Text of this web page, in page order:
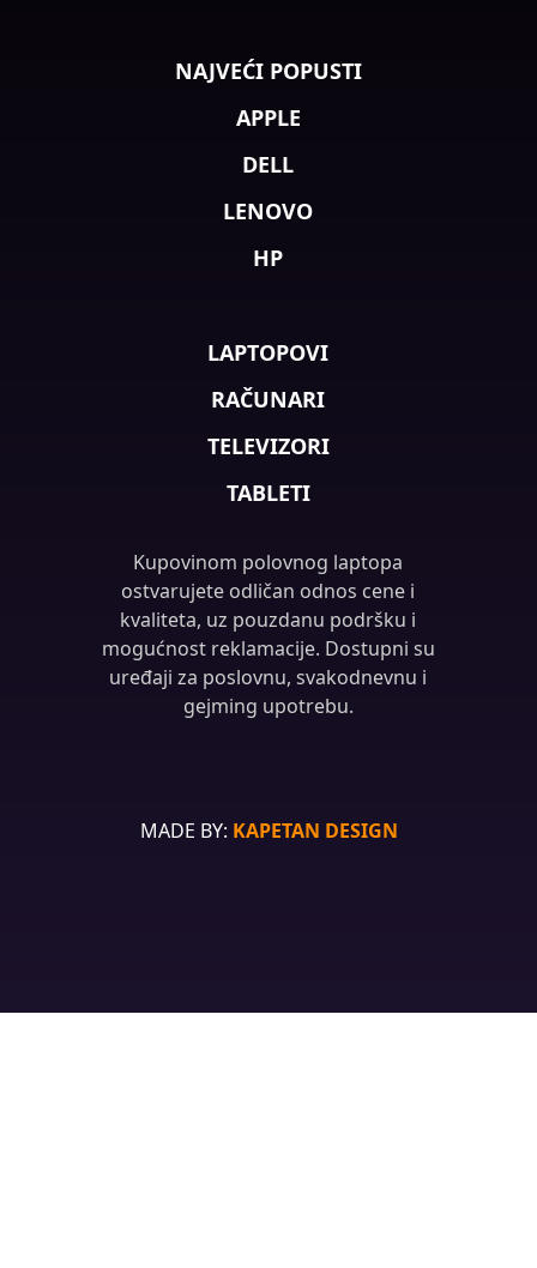
NAJVEĆI POPUSTI
APPLE
DELL
LENOVO
HP
LAPTOPOVI
RAČUNARI
TELEVIZORI
TABLETI
Kupovinom polovnog laptopa
ostvarujete odličan odnos cene i
kvaliteta, uz pouzdanu podršku i
mogućnost reklamacije. Dostupni su
uređaji za poslovnu, svakodnevnu i
gejming upotrebu.
MADE BY: KAPETAN DESIGN